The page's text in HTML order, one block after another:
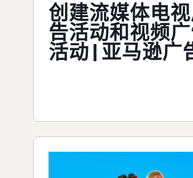
创建流媒体电
告活动和视频
活动 | 亚马逊广